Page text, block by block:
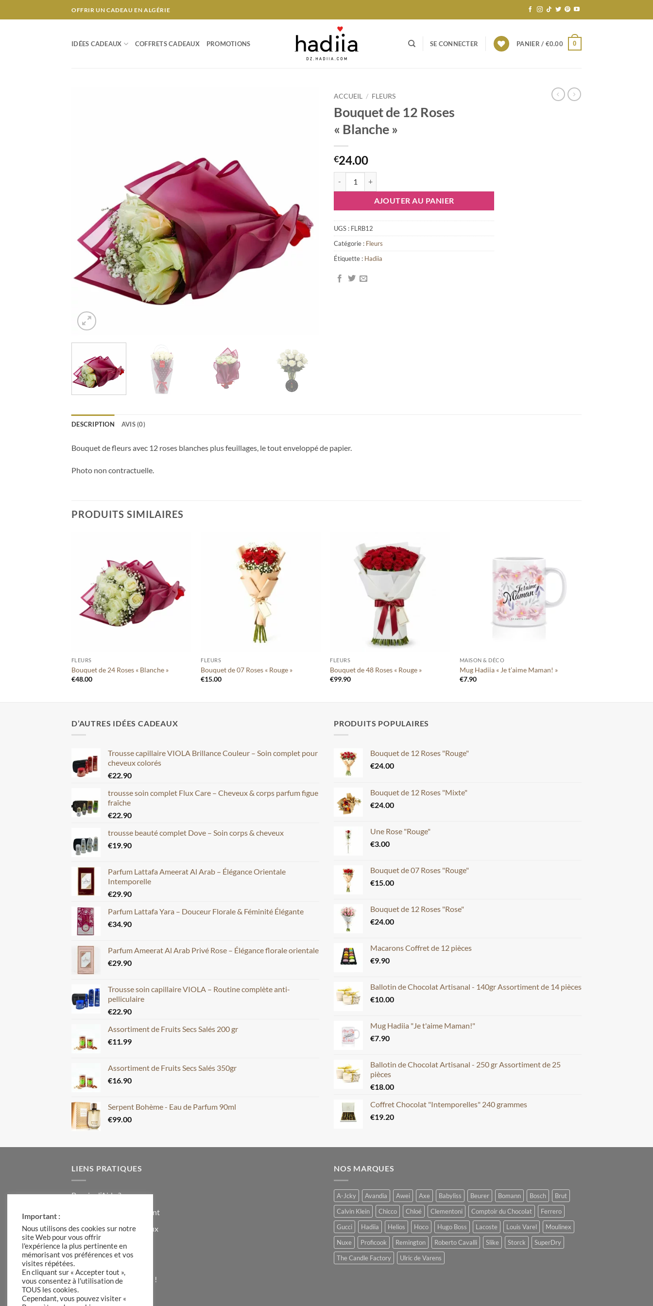
au
OFFRIR UN CADEAU EN ALGÉRIE
IDÉES CADEAUX COFFRETS CADEAUX PROMOTIONS SE CONNECTER PANIER / €0.00 0
ACCUEIL / FLEURS
Bouquet de 12 Roses
« Blanche »
€24.00
AJOUTER AU PANIER
UGS : FLRB12
Catégorie : Fleurs
Étiquette : Hadiia
DESCRIPTION AVIS (0)
Bouquet de fleurs avec 12 roses blanches plus feuillages, le tout enveloppé de papier.
Photo non contractuelle.
PRODUITS SIMILAIRES
FLEURS
Bouquet de 24 Roses « Blanche »
€48.00
FLEURS
Bouquet de 07 Roses « Rouge »
€15.00
Ajouter
FLEURS
Bouquet de 48 Roses « Rouge »
€99.90
liste
MAISON & DÉCO
Mug Hadiia « Je t’aime Maman! »
€7.90
D’AUTRES IDÉES CADEAUX
Trousse capillaire VIOLA Brillance Couleur – Soin complet pour
cheveux colorés
€22.90
trousse soin complet Flux Care – Cheveux & corps parfum figue
fraîche
€22.90
trousse beauté complet Dove – Soin corps & cheveux
€19.90
Parfum Lattafa Ameerat Al Arab – Élégance Orientale
Intemporelle
€29.90
Parfum Lattafa Yara – Douceur Florale & Féminité Élégante
€34.90
Parfum Ameerat Al Arab Privé Rose – Élégance florale orientale
€29.90
Trousse soin capillaire VIOLA – Routine complète anti-
pelliculaire
€22.90
Assortiment de Fruits Secs Salés 200 gr
€11.99
Assortiment de Fruits Secs Salés 350gr
€16.90
Serpent Bohème - Eau de Parfum 90ml
€99.00
PRODUITS POPULAIRES
Bouquet de 12 Roses "Rouge"
€24.00
Bouquet de 12 Roses "Mixte"
€24.00
Une Rose "Rouge"
€3.00
Bouquet de 07 Roses "Rouge"
€15.00
Bouquet de 12 Roses "Rose"
€24.00
Macarons Coffret de 12 pièces
€9.90
Ballotin de Chocolat Artisanal - 140gr Assortiment de 14 pièces
€10.00
Mug Hadiia "Je t'aime Maman!"
€7.90
Ballotin de Chocolat Artisanal - 250 gr Assortiment de 25
pièces
€18.00
Coffret Chocolat "Intemporelles" 240 grammes
€19.20
LIENS PRATIQUES
Besoin d’Aide ?
Contacter le Service Client
Formulaire Idées Cadeaux
Témoignages Clients
Code de Réduction
S’inscrire à la Newsletter !
A Propos de Hadiia
NOS MARQUES
A-Jcky Avandia Awei Axe Babyliss Beurer Bomann Bosch
Brut
Calvin Klein
Chicco Chloé Clementoni Comptoir du Chocolat
Ferrero
Gucci
Hadiia Helios Hoco Hugo Boss Lacoste Louis Varel
Moulinex
Nuxe
Proficook Remington Roberto Cavalli Slike Storck
SuperDry
The Candle Factory
Ulric de Varens
Important :
Nous utilisons des cookies sur notre
site Web pour vous offrir
l'expérience la plus pertinente en
mémorisant vos préférences et vos
visites répétées.
En cliquant sur « Accepter tout »,
vous consentez à l'utilisation de
TOUS les cookies.
Cependant, vous pouvez visiter «